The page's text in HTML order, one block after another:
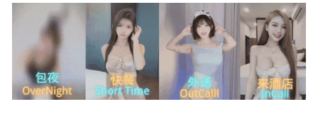
Nusa Bestari 5
Skudai
Bukit Indah